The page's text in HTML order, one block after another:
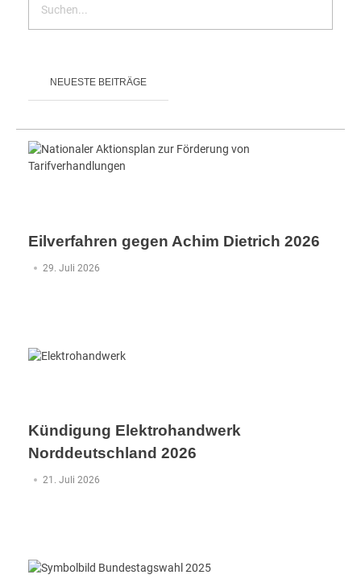
NEUESTE BEITRÄGE
Eilverfahren gegen Achim Dietrich 2026
29. Juli 2026
Kündigung Elektrohandwerk
Norddeutschland 2026
21. Juli 2026